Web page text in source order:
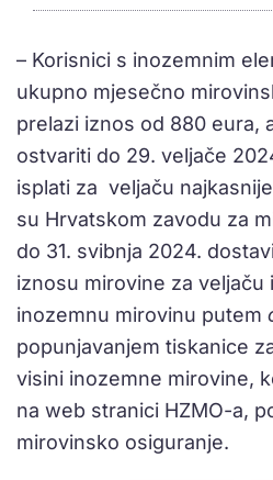
– Korisnici s inozemnim
ukupno mjesečno
prelazi iznos od 880 eura,
ostvariti do 29. veljače
isplati za veljaču
su Hrvatskom zavodu za
do 31. svibnja 2024.
iznosu mirovine za veljaču
inozemnu mirovinu putem
popunjavanjem tiskanice
visini inozemne mirovine,
na web stranici HZMO-a,
mirovinsko osiguranje.